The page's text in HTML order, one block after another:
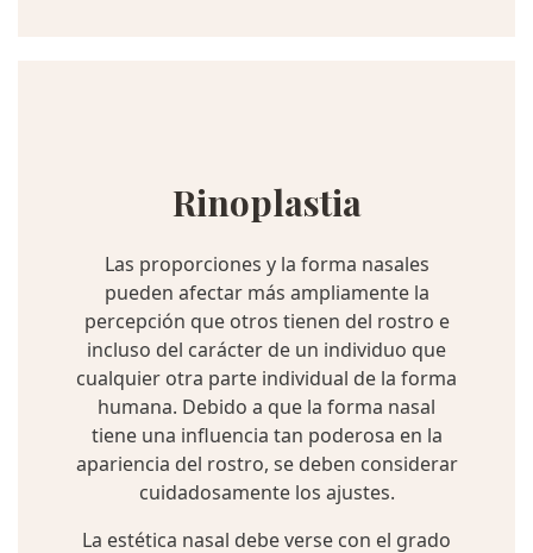
Rinoplastia
Las proporciones y la forma nasales
pueden afectar más ampliamente la
percepción que otros tienen del rostro e
incluso del carácter de un individuo que
cualquier otra parte individual de la forma
humana. Debido a que la forma nasal
tiene una influencia tan poderosa en la
apariencia del rostro, se deben considerar
cuidadosamente los ajustes.
La estética nasal debe verse con el grado